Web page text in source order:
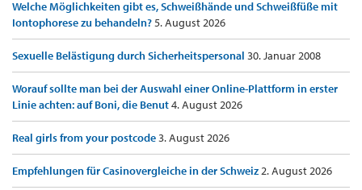
Welche Möglichkeiten gibt es, Schweißhände und Schweißfüße mit
Iontophorese zu behandeln?5. August 2026
Sexuelle Belästigung durch Sicherheitspersonal 30. Januar 2008
Worauf sollte man bei der Auswahl einer Online-Plattform in erster
Linie achten: auf Boni, die Benut4. August 2026
Real girls from your postcode3. August 2026
Empfehlungen für Casinovergleiche in der Schweiz2. August 2026